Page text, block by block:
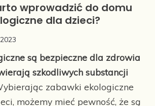
wprowadzić do domu
dla dzieci?
są bezpieczne dla zdrowia
szkodliwych substancji
zabawki ekologiczne
możemy mieć pewność, że są